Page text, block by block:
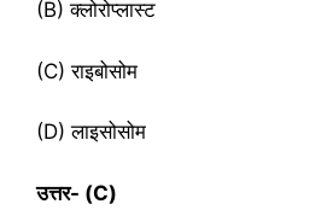
(B) क्लोरोप्लास्ट
(C) राइबोसोम
(D) लाइसोसोम
उत्तर- (C)